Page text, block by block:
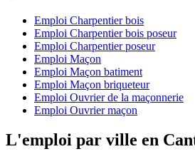
Emploi Charpentier bois
Emploi Charpentier bois poseur
Emploi Charpentier poseur
Emploi Maçon
Emploi Maçon batiment
Emploi Maçon briqueteur
Emploi Ouvrier de la maçonnerie
Emploi Ouvrier maçon
L'emploi par ville en